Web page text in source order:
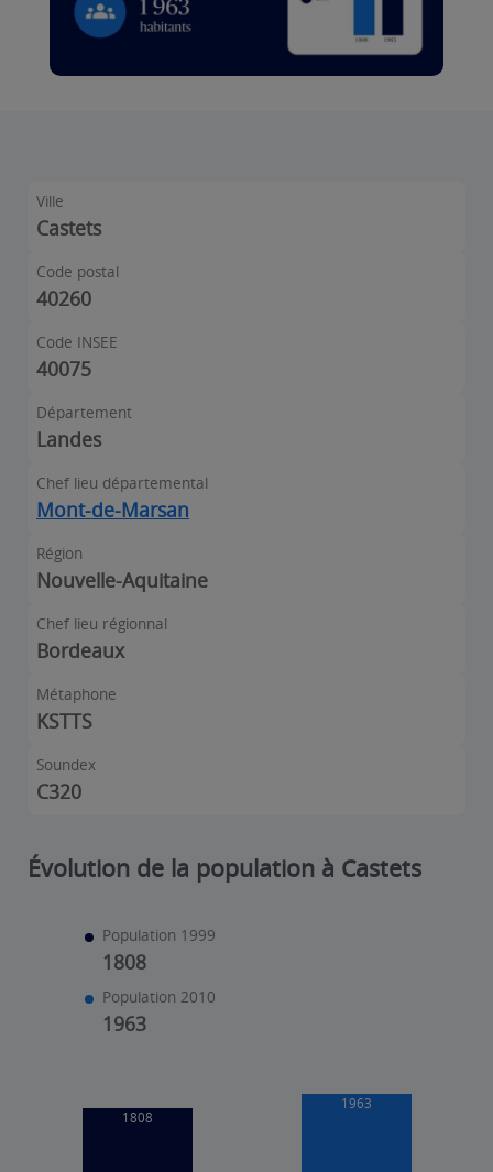
Ville
Castets
Code postal
40260
Code INSEE
40075
Département
Landes
Chef lieu départemental
Mont-de-Marsan
Région
Nouvelle-Aquitaine
Chef lieu régionnal
Bordeaux
Métaphone
KSTTS
Soundex
C320
Évolution de la population à Castets
Population 1999
1808
Population 2010
1963